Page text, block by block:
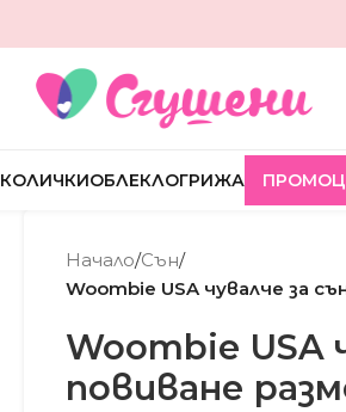
КОЛИЧКИОБЛЕКЛОГРИЖА
Начало/Сън/
Woombie USA чувалче за
Woombie USA
повиване